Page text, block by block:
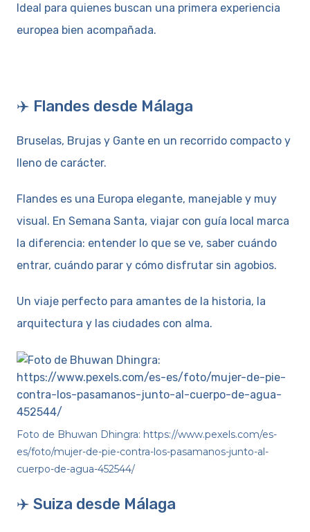
Ideal para quienes buscan una primera experiencia
europea bien acompañada.
✈️ Flandes desde Málaga
Bruselas, Brujas y Gante en un recorrido compacto y
lleno de carácter.
Flandes es una Europa elegante, manejable y muy
visual. En Semana Santa, viajar con guía local marca
la diferencia: entender lo que se ve, saber cuándo
entrar, cuándo parar y cómo disfrutar sin agobios.
Un viaje perfecto para amantes de la historia, la
arquitectura y las ciudades con alma.
Foto de Bhuwan Dhingra: https://www.pexels.com/es-
es/foto/mujer-de-pie-contra-los-pasamanos-junto-al-
cuerpo-de-agua-452544/
✈️ Suiza desde Málaga